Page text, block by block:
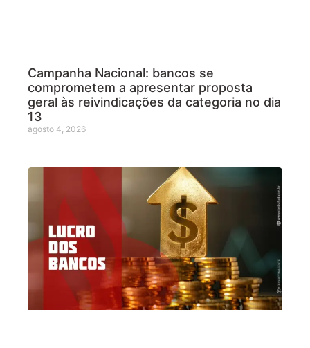
Campanha Nacional: bancos se
comprometem a apresentar proposta
geral às reivindicações da categoria no dia
13
agosto 4, 2026